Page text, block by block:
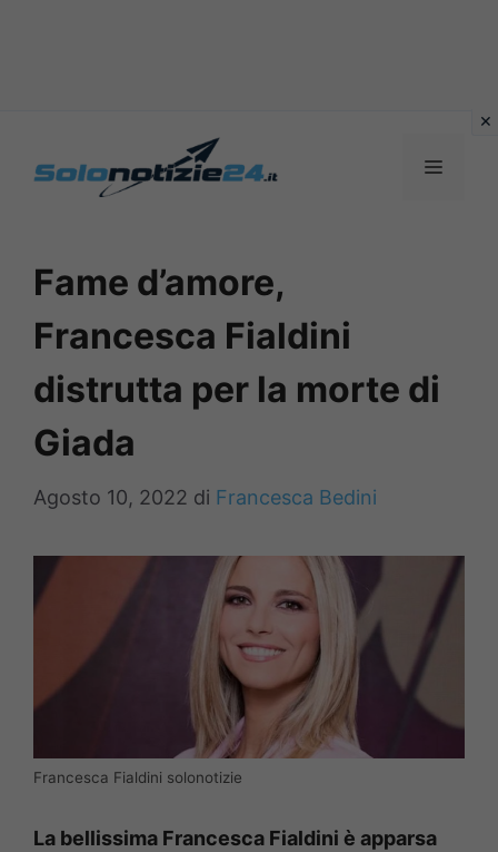
MENU
Fame d’amore,
Francesca Fialdini
distrutta per la morte di
Giada
Agosto 10, 2022 di Francesca Bedini
Francesca Fialdini solonotizie
La bellissima Francesca Fialdini è apparsa